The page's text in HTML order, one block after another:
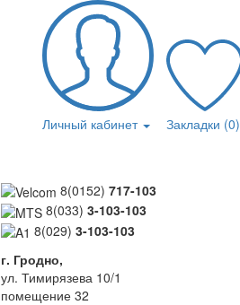
Личный кабинет Закладки (0)
8(0152) 717-103
8(033) 3-103-103
8(029) 3-103-103
г. Гродно,
ул. Тимирязева 10/1
помещение 32